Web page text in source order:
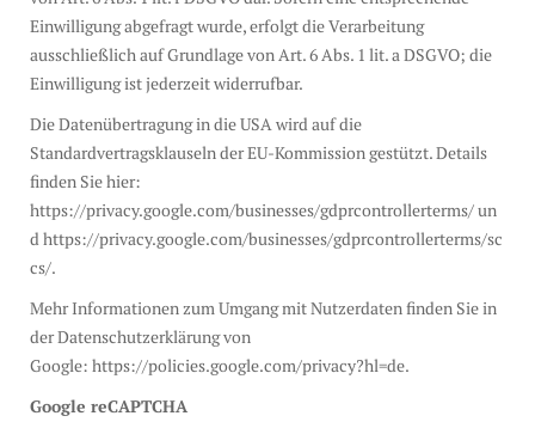
Einwilligung abgefragt wurde, erfolgt die Verarbeitung
ausschließlich auf Grundlage von Art. 6 Abs. 1 lit. a DSGVO; die
Einwilligung ist jederzeit widerrufbar.
Die Datenübertragung in die USA wird auf die
Standardvertragsklauseln der EU-Kommission gestützt. Details
finden Sie hier:
https://privacy.google.com/businesses/gdprcontrollerterms/ un
d https://privacy.google.com/businesses/gdprcontrollerterms/sc
cs/.
Mehr Informationen zum Umgang mit Nutzerdaten finden Sie in
der Datenschutzerklärung von
Google: https://policies.google.com/privacy?hl=de.
Google reCAPTCHA